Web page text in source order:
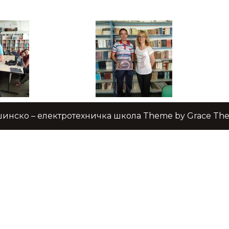
– електротехничка школа Theme by Grace